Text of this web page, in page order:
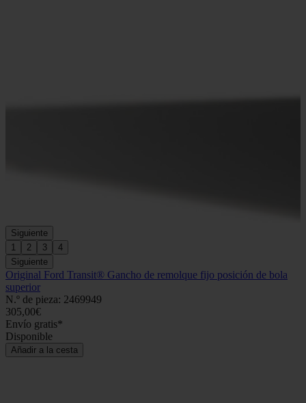
Siguiente
1
2 3
4
Siguiente
Original Ford Transit® Gancho de remolque fijo posición de bola
superior
N.º de pieza: 2469949
305,00€
Envío gratis*
Disponible
Añadir a la cesta